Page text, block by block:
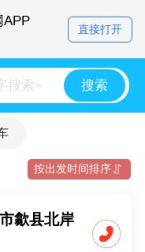
APP
直接打开
搜索
按出发时间排序
歙县北岸